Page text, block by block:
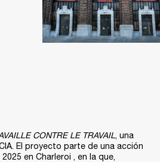
CONTRE LE TRAVAIL, una
. El proyecto parte de una acción
en Charleroi , en la que,